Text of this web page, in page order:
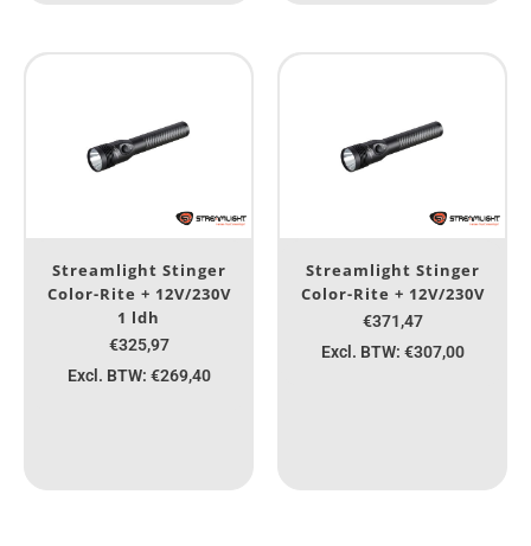
Streamlight Stinger
Color-Rite + 12V/230V
1 ldh
€325,97
Excl. BTW: €269,40
Streamlight Stinger
Color-Rite + 12V/230V
€371,47
Excl. BTW: €307,00